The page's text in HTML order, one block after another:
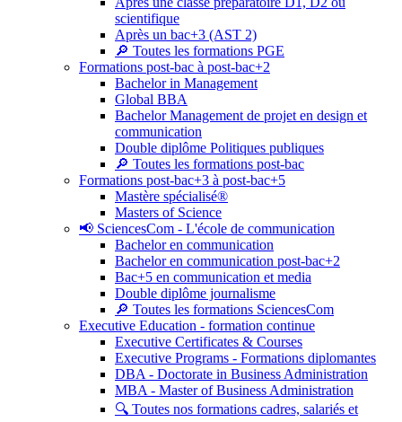
scientifique
Après un bac+3 (AST 2)
🔎 Toutes les formations PGE
Formations post-bac à post-bac+2
Bachelor in Management
Global BBA
Bachelor Management de projet en design et
communication
Double diplôme Politiques publiques
🔎 Toutes les formations post-bac
Formations post-bac+3 à post-bac+5
Mastère spécialisé®
Masters of Science
📢 SciencesCom - L'école de communication
Bachelor en communication
Bachelor en communication post-bac+2
Bac+5 en communication et media
Double diplôme journalisme
🔎 Toutes les formations SciencesCom
Executive Education - formation continue
Executive Certificates & Courses
Executive Programs - Formations diplomantes
DBA - Doctorate in Business Administration
MBA - Master of Business Administration
🔍 Toutes nos formations cadres, salariés et